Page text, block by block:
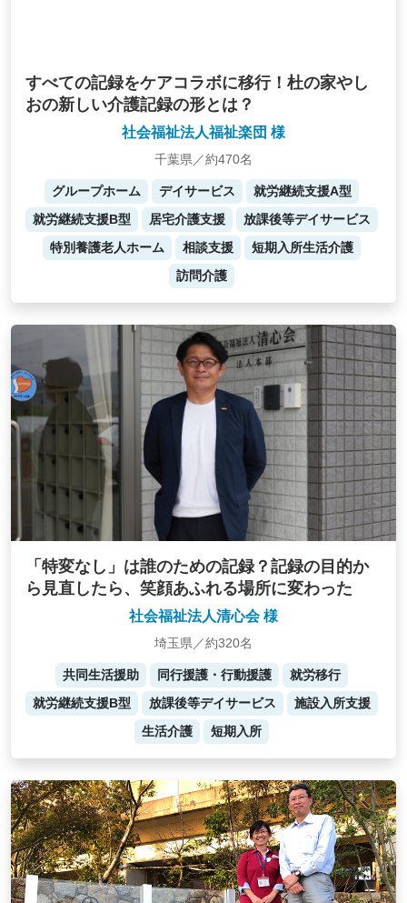
すべての記録をケアコラボに移行！杜の家やし
おの新しい介護記録の形とは？
社会福祉法人福祉楽団 様
千葉県／約470名
グループホーム デイサービス
就労継続支援A型
就労継続支援B型
居宅介護支援
放課後等デイサービス
特別養護老人ホーム
相談支援
短期入所生活介護
訪問介護
「特変なし」は誰のための記録？記録の目的か
ら見直したら、笑顔あふれる場所に変わった
社会福祉法人清心会 様
埼玉県／約320名
共同生活援助 同行援護・行動援護
就労移行
就労継続支援B型
放課後等デイサービス
施設入所支援
生活介護
短期入所